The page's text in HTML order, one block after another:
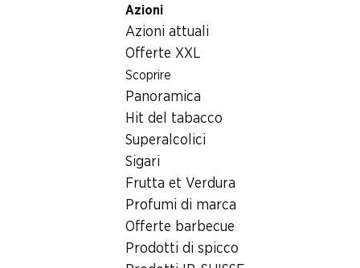
Azioni
Azioni attuali
Offerte XXL
Scoprire
Panoramica
Hit del tabacco
Superalcolici
Sigari
Frutta et Verdura
Profumi di marca
Offerte barbecue
Prodotti di spicco
Generi alimentari
Tonno rosa Denner